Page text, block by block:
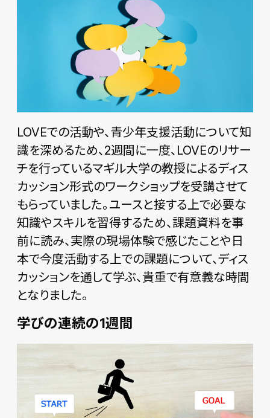
LOVEでの活動や、青少年支援活動について知
識を深めるため、2週間に一度、LOVEのリサー
チを行っているマギル大学の教授によるディス
カッション形式のワークショップを受講させて
もらっていました。ユースと接する上で必要な
知識やスキルを習得するため、課題資料を事
前に読み、実際の現場体験で感じたことや日
本で今度活動する上での課題について、ディス
カッションを通して学ぶ、貴重で有意義な時間
となりました。
学びの連続の1週間